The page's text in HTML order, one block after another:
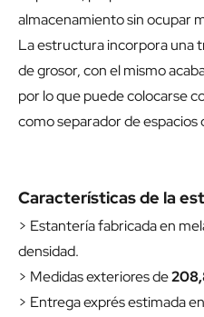
almacenamiento sin ocupar
La estructura incorpora una
de grosor, con el mismo
por lo que puede colocarse
como separador de espacios
Características de la
> Estantería fabricada en
densidad.
> Medidas exteriores de
> Entrega exprés estimada en